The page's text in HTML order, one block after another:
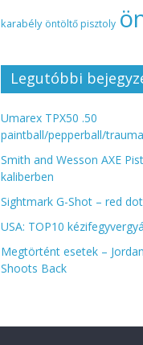
karabély öntöltő pisztoly
Legutóbbi
Umarex TPX50 .50
paintball/pepperball/
Smith and Wesson AXE
kaliberben
Sightmark G-Shot – red
USA: TOP10
Megtörtént esetek –
Shoots Back